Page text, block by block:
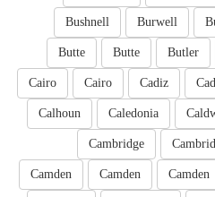
Burwell
Bushnell
Butler
Butte
Butte
Cadiz
Cairo
Cairo
Caledonia
Calhoun
Cambridge
Camden
Camden
Camden